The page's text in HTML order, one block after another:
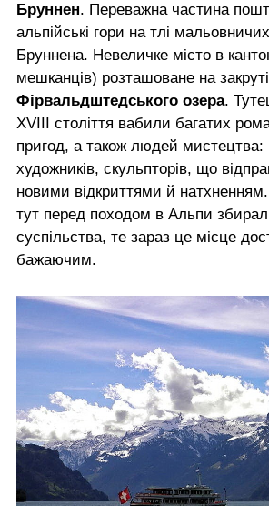
Бруннен. Переважна частина
альпійські гори на тлі
Бруннена. Невеличке місто в
мешканців) розташоване на закруті
Фірвальдштедського озера.
XVIII століття вабили багатих
пригод, а також людей мистецтва:
художників, скульпторів, що
новими відкриттями й
тут перед походом в Альпи
суспільства, те зараз це місце
бажаючим.